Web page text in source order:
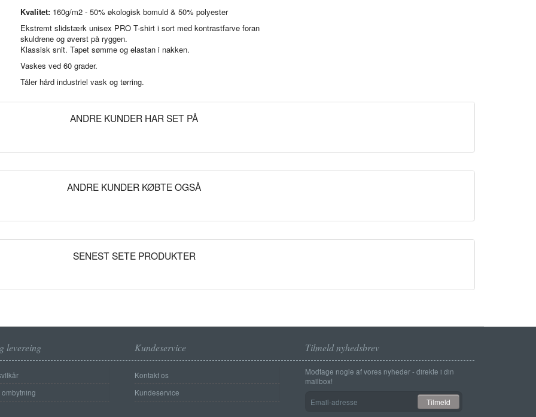
Kvalitet:160g/m2 - 50% økologisk bomuld & 50% polyester
Ekstremt slidstærk unisex PRO T-shirt i sort med kontrastfarve foran
skuldrene og øverst på ryggen.
Klassisk snit. Tapet sømme og elastan i nakken.
Vaskes ved 60 grader.
Tåler hård industriel vask og tørring.
ANDRE KUNDER HAR SET PÅ
ANDRE KUNDER KØBTE OGSÅ
SENEST SETE PRODUKTER
levereing Kundeservice
Kontakt os
Kundeservice
Tilmeld nyhedsbrev
Modtage nogle af vores nyheder - direkte i din
mailbox!
adresse
Tilmeld